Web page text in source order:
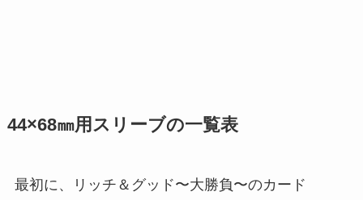
44×68㎜用スリーブの一覧表
最初に、リッチ＆グッド〜大勝負〜のカード